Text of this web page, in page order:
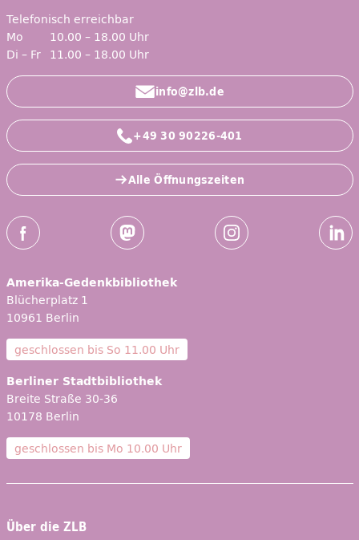
Telefonisch erreichbar
Mo
10.00 – 18.00 Uhr
Di – Fr 11.00 – 18.00 Uhr
info@zlb.de
+49 30 90226-401
Alle Öffnungszeiten
Social-Media Kanäle der ZLB
Facebook Mastodon Instagram
Amerika-Gedenkbibliothek
Blücherplatz 1
10961 Berlin
geschlossen bis So 11.00 Uhr
Berliner Stadtbibliothek
Breite Straße 30-36
10178 Berlin
geschlossen bis Mo 10.00 Uhr
Über die ZLB